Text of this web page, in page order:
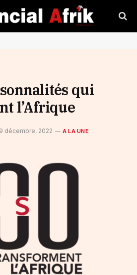
qui
l’Afrique
décembre, 2022 A LA UNE